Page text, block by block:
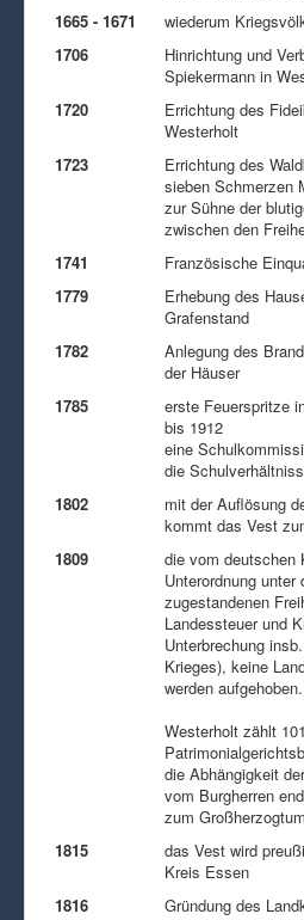
1665 - 1671
wiederum
1706
Hinrichtung und
Spiekermann in
1720
Errichtung des
Westerholt
1723
Errichtung des
sieben Schmerzen
zur Sühne der
zwischen den
1741
Französische
1779
Erhebung des
Grafenstand
1782
Anlegung des
der Häuser
1785
erste Feuerspritze
bis 1912
eine
die
1802
mit der Auflösung
kommt das Vest
1809
die vom deutschen
Unterordnung
zugestandenen
Landessteuer und
Unterbrechung
Krieges), keine
werden aufgehoben.
Westerholt zählt
die Abhängigkeit
vom Burgherren
zum
1815
das Vest wird
Kreis Essen
1816
Gründung des